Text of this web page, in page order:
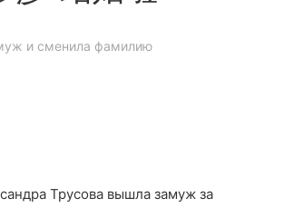
и сменила фамилию
Трусова вышла замуж за